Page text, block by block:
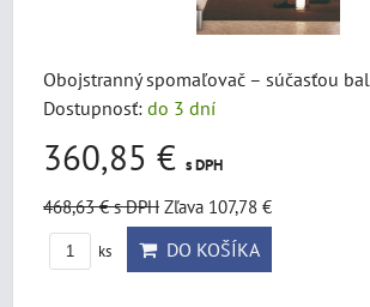
Obojstranný spomaľovač – súčasťou
Dostupnosť: do 3 dní
360,85 € s DPH
468,63 €s DPH Zľava 107,78 €
ks DO KOŠÍKA